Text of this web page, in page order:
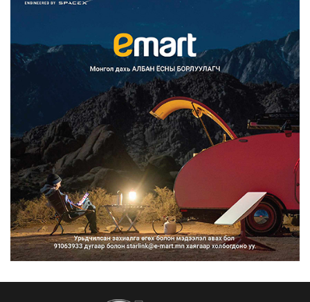
Францад иргэд рүү зөвшөөрөлгүй
сурталчилгааны дууд...
2026/08/07
Нийтийн тээврийн Ч:19А чиглэлийн
замналд түр хугац...
2026/08/07